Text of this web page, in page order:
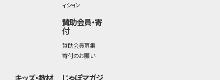
ィション
賛助会員・寄
付
賛助会員募集
寄付のお願い
キッズ・教材 じゃぽマガジ